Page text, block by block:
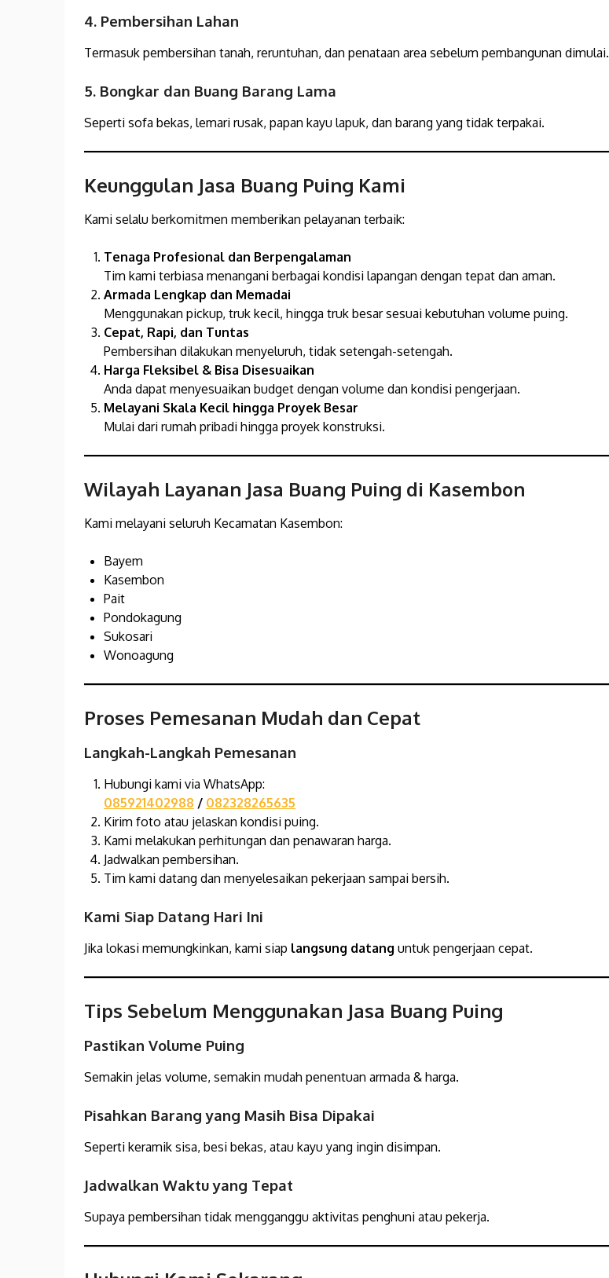
4. Pembersihan Lahan
Termasuk pembersihan tanah, reruntuhan, dan penataan area sebelum pembangunan dimulai.
5. Bongkar dan Buang Barang Lama
Seperti sofa bekas, lemari rusak, papan kayu lapuk, dan barang yang tidak terpakai.
Keunggulan Jasa Buang Puing Kami
Kami selalu berkomitmen memberikan pelayanan terbaik:
Tenaga Profesional dan Berpengalaman
Tim kami terbiasa menangani berbagai kondisi lapangan dengan tepat dan aman.
Armada Lengkap dan Memadai
Menggunakan pickup, truk kecil, hingga truk besar sesuai kebutuhan volume puing.
Cepat, Rapi, dan Tuntas
Pembersihan dilakukan menyeluruh, tidak setengah-setengah.
Harga Fleksibel & Bisa Disesuaikan
Anda dapat menyesuaikan budget dengan volume dan kondisi pengerjaan.
Melayani Skala Kecil hingga Proyek Besar
Mulai dari rumah pribadi hingga proyek konstruksi.
Wilayah Layanan Jasa Buang Puing di Kasembon
Kami melayani seluruh Kecamatan Kasembon:
Bayem
Kasembon
Pait
Pondokagung
Sukosari
Wonoagung
Proses Pemesanan Mudah dan Cepat
Langkah-Langkah Pemesanan
Hubungi kami via WhatsApp:
085921402988 / 082328265635
Kirim foto atau jelaskan kondisi puing.
Kami melakukan perhitungan dan penawaran harga.
Jadwalkan pembersihan.
Tim kami datang dan menyelesaikan pekerjaan sampai bersih.
Kami Siap Datang Hari Ini
Jika lokasi memungkinkan, kami siap langsung datang untuk pengerjaan cepat.
Tips Sebelum Menggunakan Jasa Buang Puing
Pastikan Volume Puing
Semakin jelas volume, semakin mudah penentuan armada & harga.
Pisahkan Barang yang Masih Bisa Dipakai
Seperti keramik sisa, besi bekas, atau kayu yang ingin disimpan.
Jadwalkan Waktu yang Tepat
Supaya pembersihan tidak mengganggu aktivitas penghuni atau pekerja.